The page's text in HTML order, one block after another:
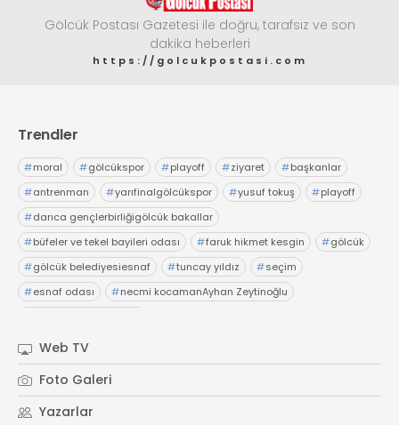
Gölcük Postası Gazetesi ile doğru, tarafsız ve son
dakika heberleri
https://golcukpostasi.com
Trendler
#moral #gölcükspor #playoff #ziyaret #başkanlar
#antrenman #yarıfinalgölcükspor #yusuf tokuş #playoff
#darıca gençlerbirliğigölcük bakallar
#büfeler ve tekel bayileri odası #faruk hikmet kesgin #gölcük
#gölcük belediyesiesnaf #tuncay yıldız #seçim
#esnaf odası #necmi kocamanAyhan Zeytinoğlu
Web TV
Foto Galeri
Yazarlar